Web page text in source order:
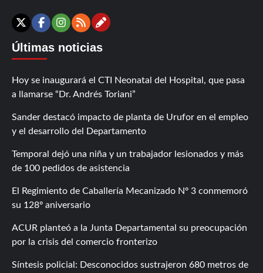
X Facebook
Instagram
RSSContáctanos
Últimas noticias
Hoy se inaugurará el CTI Neonatal del Hospital, que pasa
a llamarse “Dr. Andrés Toriani”
Sander destacó impacto de planta de Urufor en el empleo
y el desarrollo del Departamento
Temporal dejó una niña y un trabajador lesionados y más
de 100 pedidos de asistencia
El Regimiento de Caballería Mecanizado Nº 3 conmemoró
su 128º aniversario
ACUR planteó a la Junta Departamental su preocupación
por la crisis del comercio fronterizo
Síntesis policial: Desconocidos sustrajeron 680 metros de